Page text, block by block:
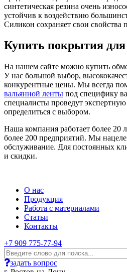
синтетическая резина очень
устойчив к воздействию
Силикон сохраняет свои свойства
Купить покрытия для
На нашем сайте можно купить
У нас большой выбор,
конкурентные цены. Мы всегда
вальянной ленты под специфику
специалисты проведут
определиться с выбором.
Наша компания работает более 20
более 200 предприятий. Мы
обслуживание. Для постоянных
и скидки.
О нас
Продукция
Работа с материалами
Статьи
Контакты
+7 909 775-77-94
задать вопрос